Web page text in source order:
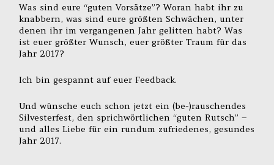
Was sind eure “guten Vorsätze”? Woran habt ihr zu
knabbern, was sind eure größten Schwächen, unter
denen ihr im vergangenen Jahr gelitten habt? Was
ist euer größter Wunsch, euer größter Traum für das
Jahr 2017?
Ich bin gespannt auf euer Feedback.
Und wünsche euch schon jetzt ein (be-)rauschendes
Silvesterfest, den sprichwörtlichen “guten Rutsch” –
und alles Liebe für ein rundum zufriedenes, gesundes
Jahr 2017.